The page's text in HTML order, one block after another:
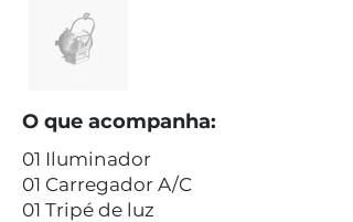
O que acompanha:
01 Iluminador
01 Carregador A/C
01 Tripé de luz